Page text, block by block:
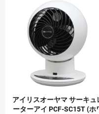
アイリスオーヤマ サーキュ
ーターアイ PCF-SC15T (ホ